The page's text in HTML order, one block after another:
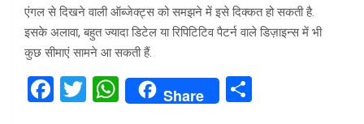
एंगल से दिखने वाली ऑब्जेक्ट्स को समझने में इसे दिक्कत हो सकती है.
इसके अलावा, बहुत ज्यादा डिटेल या रिपिटिटिव पैटर्न वाले डिज़ाइन्स में भी
कुछ सीमाएं सामने आ सकती हैं.
F
T
W
Share